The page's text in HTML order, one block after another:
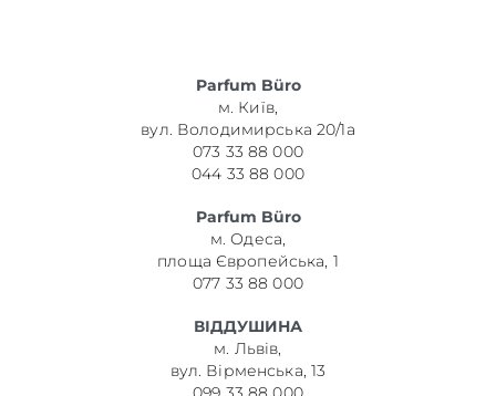
Parfum Büro
м. Київ,
вул. Володимирська 20/1а
073 33 88 000
044 33 88 000
Parfum Büro
м. Одеса,
площа Європейська, 1
077 33 88 000
ВІДДУШИНА
м. Львів,
вул. Вірменська, 13